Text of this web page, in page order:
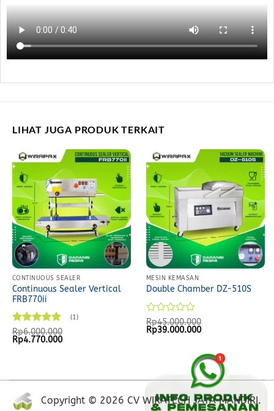
LIHAT JUGA PRODUK TERKAIT
CONTINUOUS SEALER
Continuous Sealer Vertical
FRB770ii
Rated5
out of 5
(1)
Rp6.000.000
Original
price
Rp4.770.000Current
MESIN KEMASAN
Double Chamber DZ-510S
Rated
0
Rp45.000.000
Original
price
Rp45.000.000.
Rp39.000.000Current
Rp39.000.000.
Copyright © 2026 CV WIRATECH JAYA MANDIRI.